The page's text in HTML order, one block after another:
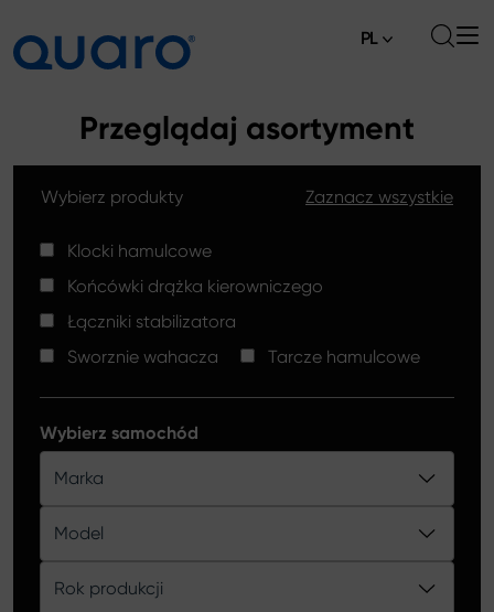
Klocki hamulcowe
Tarcze hamulcowe High Carbon
Końcówki drążków kierowniczych
Klocki hamulcowe Silver Ceramic
Katalog
Aktualności
Gdzie kupić
Kontakt
PL
Przeglądaj asortyment
Wybierz produkty Zaznacz wszystkie
Klocki hamulcowe
Końcówki drążka kierowniczego
Łączniki stabilizatora
Sworznie wahacza
Tarcze hamulcowe
Wybierz samochód
Marka
Model
Rok produkcji